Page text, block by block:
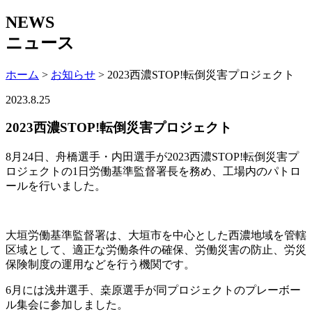
NEWS
ニュース
ホーム > お知らせ > 2023西濃STOP!転倒災害プロジェクト
2023.8.25
2023西濃STOP!転倒災害プロジェクト
8月24日、舟橋選手・内田選手が2023西濃STOP!転倒災害プ
ロジェクトの1日労働基準監督署長を務め、工場内のパトロ
ールを行いました。
大垣労働基準監督署は、大垣市を中心とした西濃地域を管轄
区域として、適正な労働条件の確保、労働災害の防止、労災
保険制度の運用などを行う機関です。
6月には浅井選手、桒原選手が同プロジェクトのプレーボー
ル集会に参加しました。